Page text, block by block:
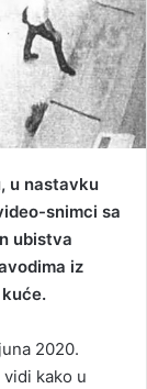
u nastavku
snimci sa
ubistva
iz
2020.
kako u